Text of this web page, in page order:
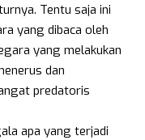
Tentu saja ini
yang dibaca oleh
yang melakukan
dan
predatoris
apa yang terjadi